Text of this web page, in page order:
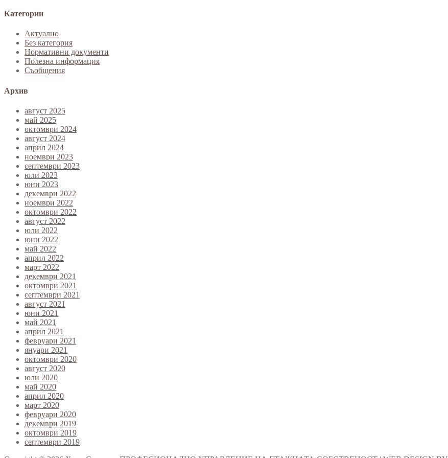
Категории
Актуално
Без категория
Нормативни документи
Полезна информация
Съобщения
Архив
август 2025
май 2025
октомври 2024
август 2024
април 2024
ноември 2023
септември 2023
юли 2023
юни 2023
декември 2022
ноември 2022
октомври 2022
август 2022
юли 2022
юни 2022
май 2022
април 2022
март 2022
декември 2021
октомври 2021
септември 2021
август 2021
юни 2021
май 2021
април 2021
февруари 2021
януари 2021
октомври 2020
август 2020
юли 2020
май 2020
април 2020
март 2020
февруари 2020
декември 2019
октомври 2019
септември 2019